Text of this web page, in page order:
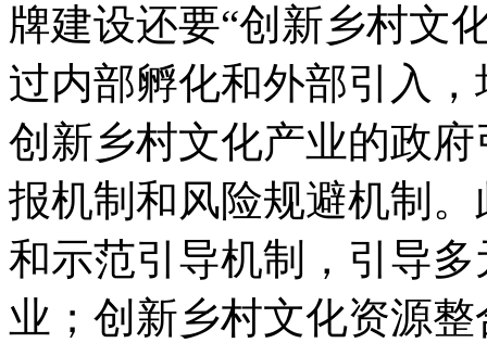
牌建设还要“创新乡村文
过内部孵化和外部引入
创新乡村文化产业的政
报机制和风险规避机制
和示范引导机制，引导
业；创新乡村文化资源